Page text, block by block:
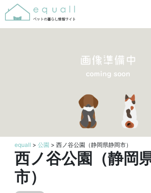
equall > 公園 > 西ノ谷公園（静岡県静岡市）
西ノ谷公園（静岡
市）